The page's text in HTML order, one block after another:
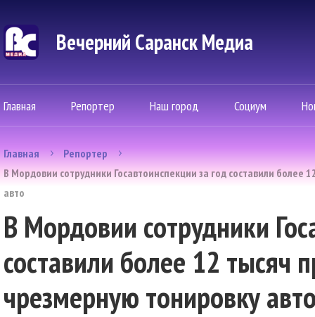
Вечерний Саранск Mедиа
Главная Репортер Наш город Социум
Главная
Репортер
В Мордовии сотрудники Госавтоинспекции за год составили более
авто
В Мордовии сотрудники
составили более 12 тысяч
чрезмерную тонировку